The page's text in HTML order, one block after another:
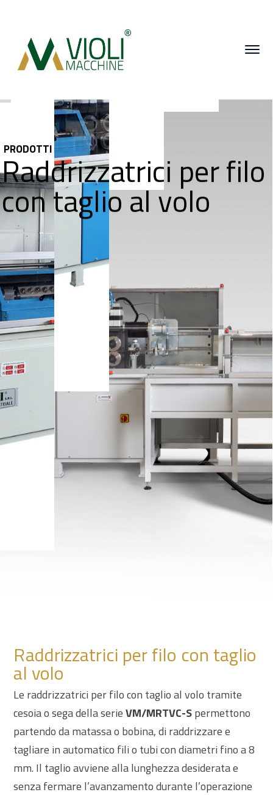
Raddrizzatrici per filo
con taglio al volo
PRODOTTI
Raddrizzatrici per filo con taglio
al volo
Le raddrizzatrici per filo con taglio al volo tramite
cesoia o sega della serieVM/MRTVC-Spermettono
partendo da matassa o bobina, di raddrizzare e
tagliare in automatico fili o tubi con diametri fino a 8
mm. Il taglio avviene alla lunghezza desiderata e
senza fermare l’avanzamento durante l’operazione